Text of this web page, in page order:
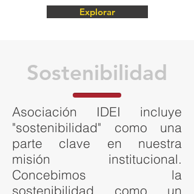
Sostenibilidad
Asociación IDEI incluye
"sostenibilidad" como una
parte clave en nuestra
misión institucional.
Concebimos la
sostenibilidad como un
Explorar